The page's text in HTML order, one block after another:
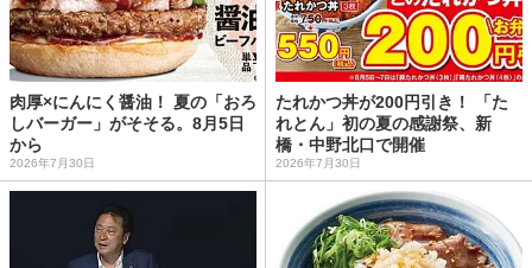
肉厚×にんにく醤油！ 夏の「おろ
しバーガー」がそそる。8月5日
から
2026年7月30日
たれかつ丼が200円引き！ 「た
れとん」初の夏の感謝祭、新
橋・中野北口で開催
2026年7月30日